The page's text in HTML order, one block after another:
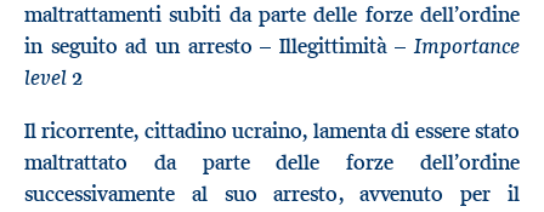
maltrattamenti subiti da parte delle forze dell’ordine
in seguito ad un arresto – Illegittimità –Importance
level 2
Il ricorrente, cittadino ucraino, lamenta di essere stato
maltrattato da parte delle forze dell’ordine
successivamente al suo arresto, avvenuto per il